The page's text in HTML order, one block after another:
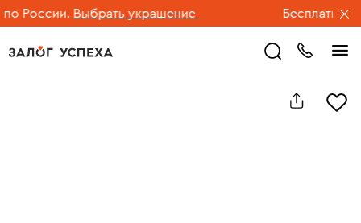
России. Выбрать украшение Бесплатная